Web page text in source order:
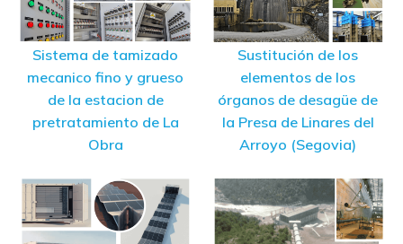
Sistema de tamizado
mecanico fino y grueso
de la estacion de
pretratamiento de La
Obra
Sustitución de los
elementos de los
órganos de desagüe de
la Presa de Linares del
Arroyo (Segovia)